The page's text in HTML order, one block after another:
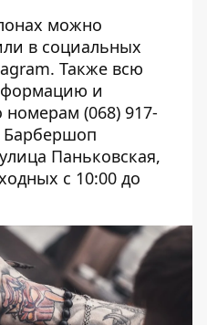
можно
в социальных
. Также всю
и
номерам (068) 917-
Барбершоп
Паньковская,
с 10:00 до